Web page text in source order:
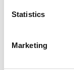
Statistics
Marketing